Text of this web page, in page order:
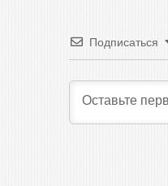
Подписаться